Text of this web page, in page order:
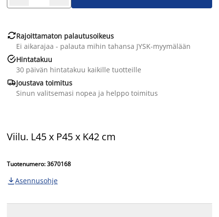
Rajoittamaton palautusoikeus
Ei aikarajaa - palauta mihin tahansa JYSK-myymälään
Hintatakuu
30 päivän hintatakuu kaikille tuotteille
Joustava toimitus
Sinun valitsemasi nopea ja helppo toimitus
Viilu. L45 x P45 x K42 cm
Tuotenumero: 3670168
 Asennusohje